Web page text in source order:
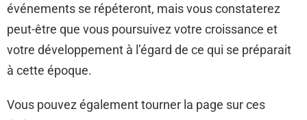
événements se répéteront, mais vous constaterez
peut-être que vous poursuivez votre croissance et
votre développement à l’égard de ce qui se préparait
à cette époque.
Vous pouvez également tourner la page sur ces